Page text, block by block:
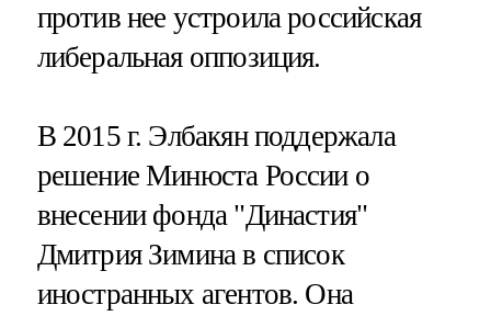
против нее устроила российская
либеральная оппозиция.
В 2015 г. Элбакян поддержала
решение Минюста России о
внесении фонда "Династия"
Дмитрия Зимина в список
иностранных агентов. Она